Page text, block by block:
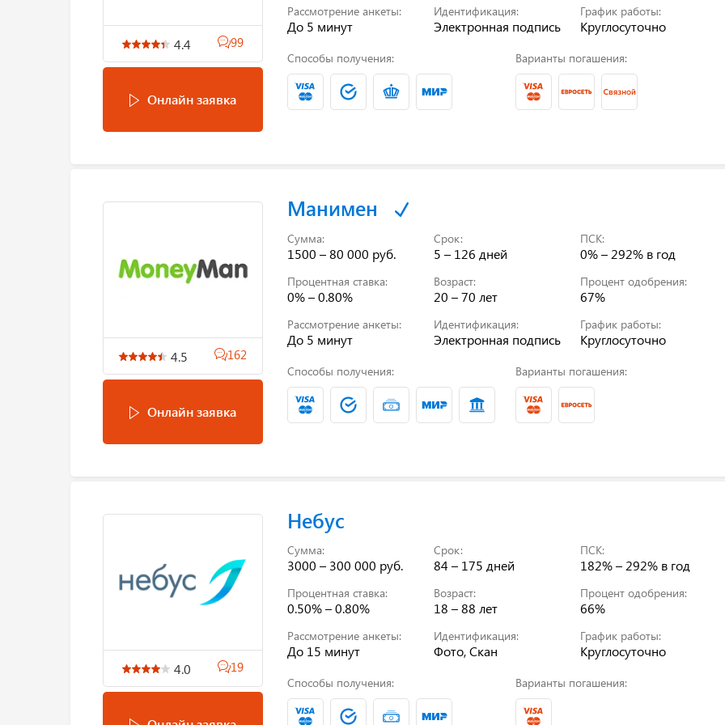
4.4 99
Онлайн заявка
Рассмотрение анкеты:
До 5 минут
Идентификация:
Электронная подпись
График работы:
Круглосуточно
Способы получения: Варианты погашения:
4.5 162
Онлайн заявка
Манимен
Сумма:
1500 – 80 000 руб.
Срок:
5 – 126 дней
ПСК:
0% – 292% в год
Процентная ставка:
0% – 0.80%
Возраст:
20 – 70 лет
Процент одобрения:
67%
Рассмотрение анкеты:
До 5 минут
Идентификация:
Электронная подпись
График работы:
Круглосуточно
Способы получения: Варианты погашения:
4.0 19
Небус
Сумма:
3000 – 300 000 руб.
Срок:
84 – 175 дней
ПСК:
182% – 292% в год
Процентная ставка:
0.50% – 0.80%
Возраст:
18 – 88 лет
Процент одобрения:
66%
Рассмотрение анкеты:
До 15 минут
Идентификация:
Фото, Скан
График работы:
Круглосуточно
Способы получения: Варианты погашения: